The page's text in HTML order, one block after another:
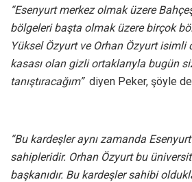
“Esenyurt merkez olmak üzere
bölgeleri başta olmak üzere birçok
Yüksel Özyurt ve Orhan Özyurt isimli
kasası olan gizli ortaklarıyla bugün
tanıştıracağım” diyen Peker, şöyle
“Bu kardeşler aynı zamanda
sahipleridir. Orhan Özyurt bu
başkanıdır. Bu kardeşler sahibi